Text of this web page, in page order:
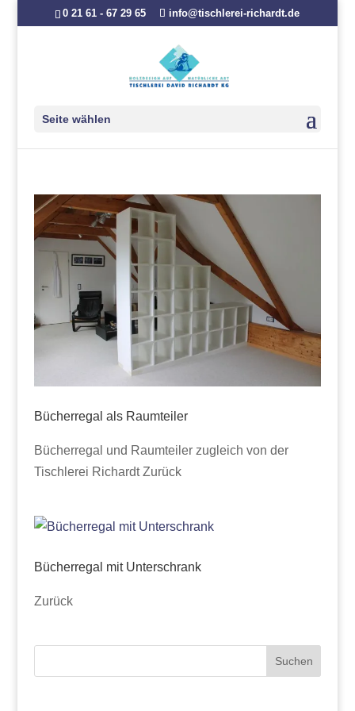
0 21 61 - 67 29 65 info@tischlerei-richardt.de
Seite wählen
Bücherregal als Raumteiler
Bücherregal und Raumteiler zugleich von der
Tischlerei Richardt Zurück
Bücherregal mit Unterschrank
Zurück